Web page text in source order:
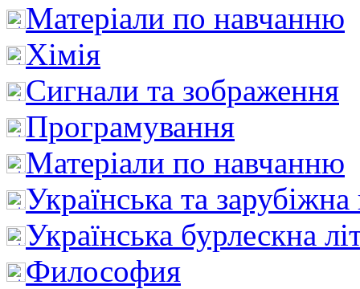
Матеріали по навчанню
Хімія
Сигнали та зображення
Програмування
Матеріали по навчанню
Українська та зарубіжна
Українська бурлескна
Философия